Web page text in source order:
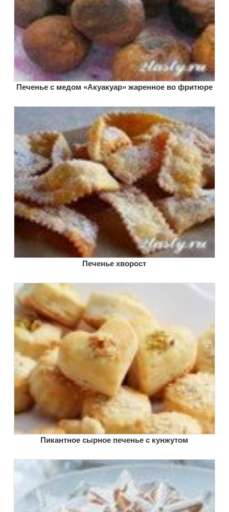
Печенье с медом «Акуакуар» жаренное во фритюре
Печенье хворост
Пикантное сырное печенье с кунжутом